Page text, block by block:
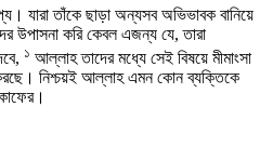
যারা তাঁকে ছাড়া অন্যসব অভিভাবক বানিয়ে
উপাসনা করি কেবল এজন্য যে, তারা
১ আল্লাহ তাদের মধ্যে সেই বিষয়ে মীমাংসা
করছে। নিশ্চয়ই আল্লাহ এমন কোন ব্যক্তিকে